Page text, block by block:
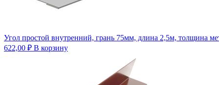
Угол простой внутренний, грань 75мм, длина 2,5м, толщина
622,00 ₽ В корзину